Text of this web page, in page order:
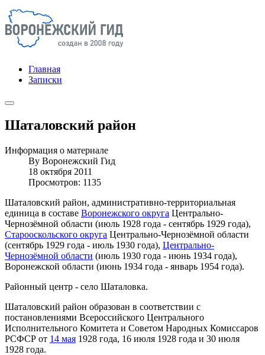
Главная
Записки
Шаталовский район
Информация о материале
By Воронежский Гид
18 октября 2011
Просмотров: 1135
Шаталовский район, административно-территориальная
единица в составе Воронежского округа Центрально-
Чернозёмной области (июль 1928 года - сентябрь 1929 года),
Старооскольского округа Центрально-Чернозёмной области
(сентябрь 1929 года - июль 1930 года), Центрально-
Чернозёмной области (июль 1930 года - июнь 1934 года),
Воронежской области (июнь 1934 года - январь 1954 года).
Районный центр - село Шаталовка.
Шаталовский район образован в соответствии с
постановлениями Всероссийского Центрального
Исполнительного Комитета и Советом Народных Комиссаров
РСФСР от 14 мая 1928 года, 16 июля 1928 года и 30 июля
1928 года.